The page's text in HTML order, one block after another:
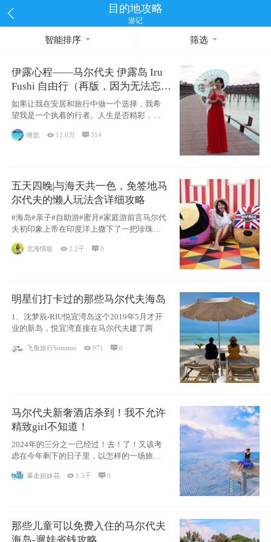
目的地攻略
游记
智能排序 筛选
伊露心程——马尔代夫 伊露岛 Iru
Fushi 自由行（再版，因为无法忘却
的留恋）
如果让我在安居和旅行中做一个选择，我希
望我是一个执着的行者。人生是否精彩，都
源于自己
唯歆  12.0万  314
五天四晚|与海天共一色，免签地马
尔代夫的懒人玩法含详细攻略
#海岛#亲子#自助游#蜜月#家庭游前言马尔代
夫初印象上帝在印度洋上撒下了一把珍珠，
北海情歌 2.2千 0
明星们打卡过的那些马尔代夫海岛
1、沈梦辰-RIU悦宜湾岛这个2019年5月才开
业的新岛，悦宜湾直接在马尔代夫建了两
飞鱼旅行Summer 971 0
马尔代夫新奢酒店杀到！我不允许
精致girl不知道！
2024年的三分之一已经过！去！了！又该考
虑在今年剩下的日子里，以怎样的一场旅行
暴走姐妹花  1.5千 0
那些儿童可以免费入住的马尔代夫